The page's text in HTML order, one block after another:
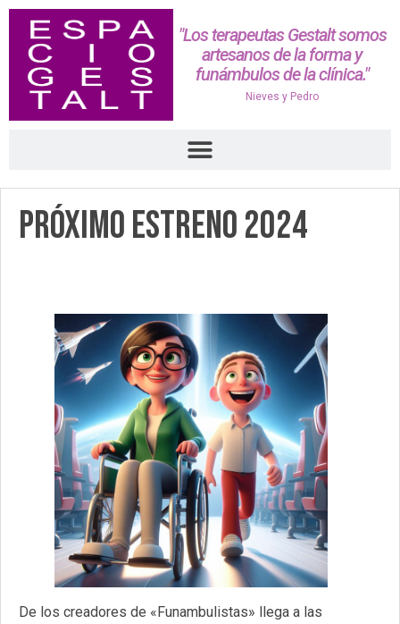
"Los terapeutas Gestalt somos
artesanos de la forma y
funámbulos de la clínica."
Nieves y Pedro
Próximo Estreno 2024
De los creadores de «Funambulistas» llega a las